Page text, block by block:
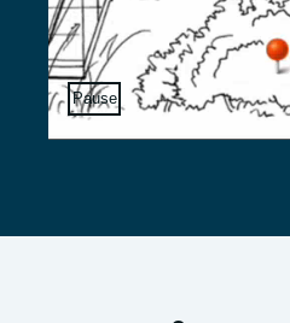
PauseSæt video på pause